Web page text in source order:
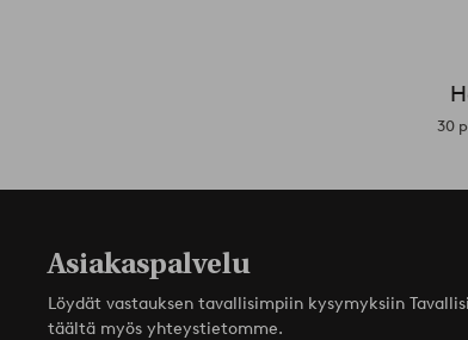
30
Asiakaspalvelu
Löydät vastauksen tavallisimpiin kysymyksiin
täältä myös yhteystietomme.